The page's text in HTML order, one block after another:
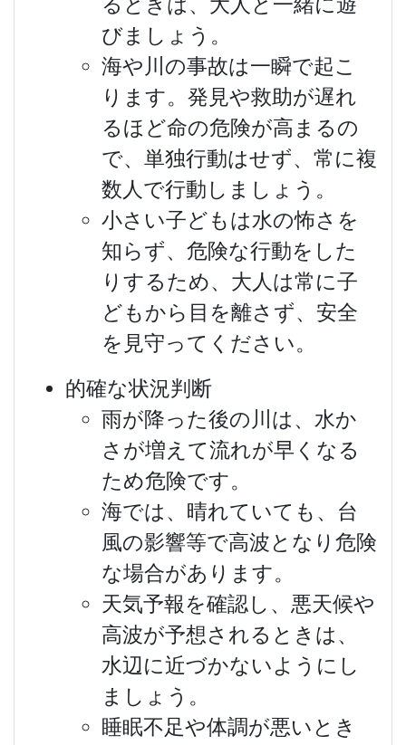
びましょう。
海や川の事故は一瞬で起こ
ります。発見や救助が遅れ
るほど命の危険が高まるの
で、単独行動はせず、常に複
数人で行動しましょう。
小さい子どもは水の怖さを
知らず、危険な行動をした
りするため、大人は常に子
どもから目を離さず、安全
を見守ってください。
的確な状況判断
雨が降った後の川は、水か
さが増えて流れが早くなる
ため危険です。
海では、晴れていても、台
風の影響等で高波となり危険
な場合があります。
天気予報を確認し、悪天候や
高波が予想されるときは、
水辺に近づかないようにし
ましょう。
睡眠不足や体調が悪いとき